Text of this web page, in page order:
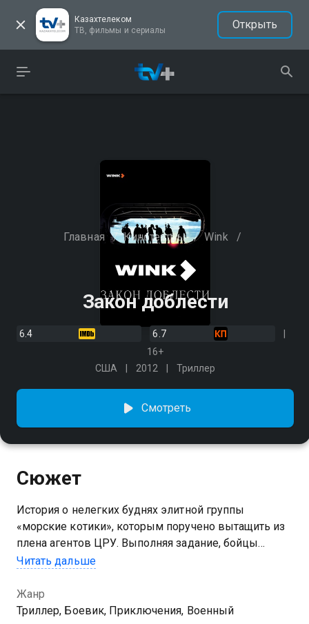
Казахтелеком
ТВ, фильмы и сериалы
Открыть
Главная / Кинотеатры / Wink /
Закон доблести
6.4
6.7
16+
США
2012 Триллер
Смотреть
Сюжет
История о нелегких буднях элитной группы
«морские котики», которым поручено вытащить из
плена агентов ЦРУ. Выполняя задание, бойцы
попутно уничтожают террористическую группу, в
Читать дальше
Жанр
Триллер, Боевик, Приключения, Военный